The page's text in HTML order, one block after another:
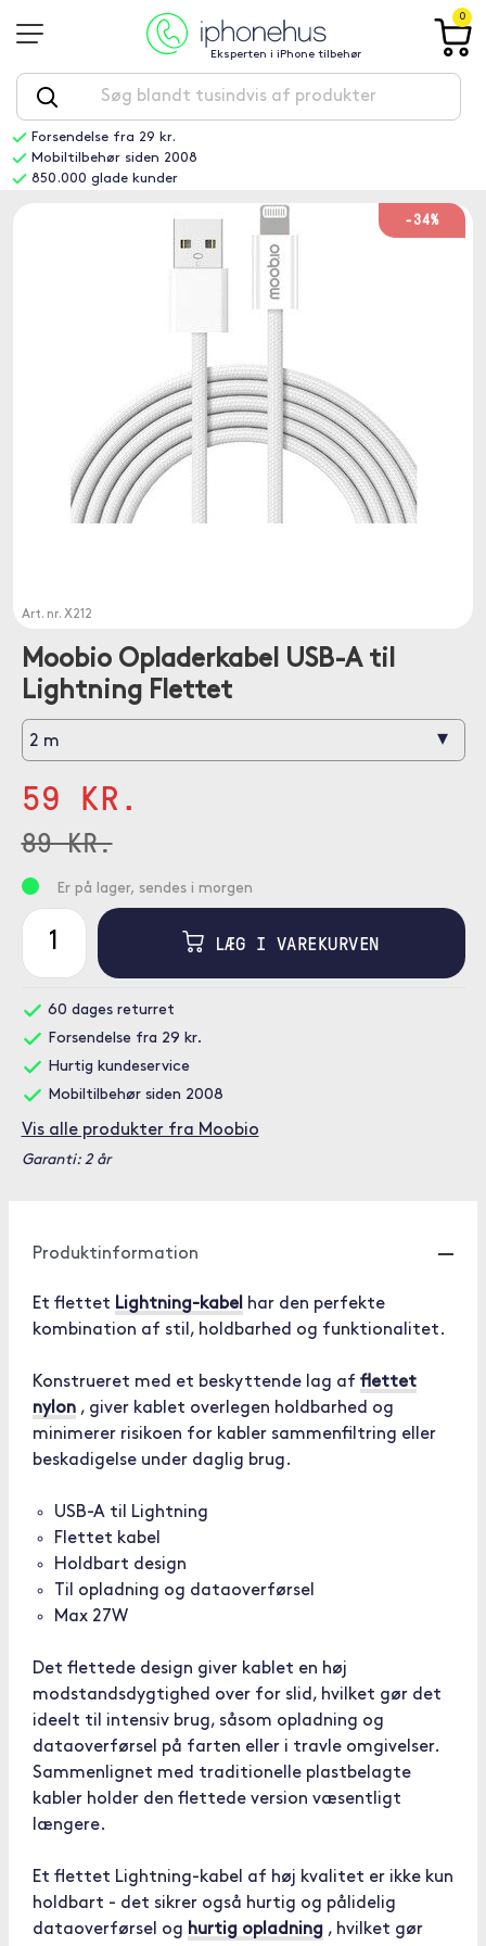
Eksperten i iPhone tilbehør
0
Forsendelse fra 29 kr.
Mobiltilbehør siden 2008
850.000 glade kunder
-34%
Art. nr. X212
Moobio Opladerkabel USB-A til
Lightning Flettet
2 m ▾
59 KR.
89 KR.
Er på lager, sendes i morgen
LÆG I VAREKURVEN
60 dages returret
Forsendelse fra 29 kr.
Hurtig kundeservice
Mobiltilbehør siden 2008
Vis alle produkter fra Moobio
Garanti: 2 år
Produktinformation
Et flettet Lightning-kabel har den perfekte
kombination af stil, holdbarhed og funktionalitet.
Konstrueret med et beskyttende lag af flettet
nylon , giver kablet overlegen holdbarhed og
minimerer risikoen for kabler sammenfiltring eller
beskadigelse under daglig brug.
USB-A til Lightning
Flettet kabel
Holdbart design
Til opladning og dataoverførsel
Max 27W
Det flettede design giver kablet en høj
modstandsdygtighed over for slid, hvilket gør det
ideelt til intensiv brug, såsom opladning og
dataoverførsel på farten eller i travle omgivelser.
Sammenlignet med traditionelle plastbelagte
kabler holder den flettede version væsentligt
længere.
Et flettet Lightning-kabel af høj kvalitet er ikke kun
holdbart - det sikrer også hurtig og pålidelig
dataoverførsel og hurtig opladning , hvilket gør